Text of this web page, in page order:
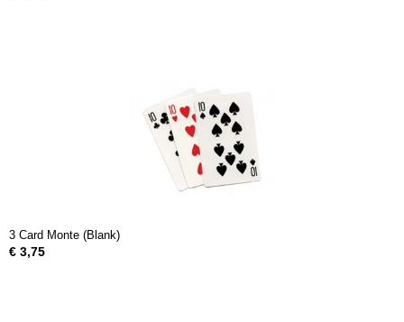
3 Card Monte (Blank)
€ 3,75